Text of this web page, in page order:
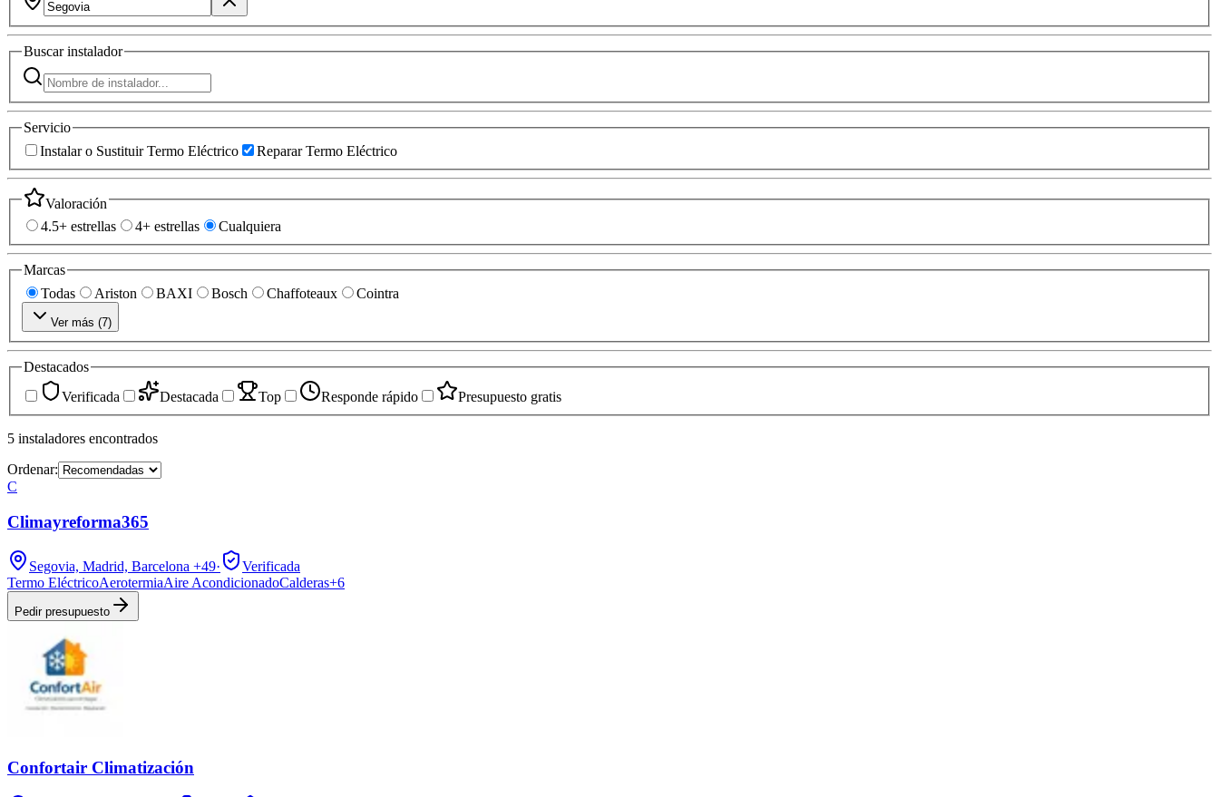
Buscarinstalador
Servicio
Instalar o Sustituir Termo Eléctrico
Reparar Termo Eléctrico
Valoración
4.5+ estrellas
4+ estrellas Cualquiera
Marcas
Todas
Ariston BAXI Bosch Chaffoteaux Cointra
Ver más (7)
Destacados
Verificada
Destacada Top Responde rápido Presupuesto gratis
5 instaladores encontrados
Ordenar:
C
Climayreforma365
Segovia, Madrid, Barcelona +49·
Verificada
Termo EléctricoAerotermiaAire AcondicionadoCalderas+6
Pedir presupuesto
Confortair Climatización